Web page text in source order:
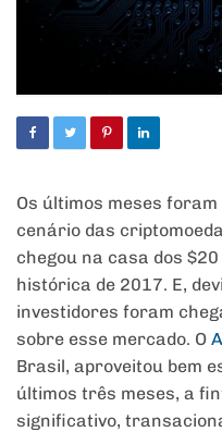
Os últimos meses
cenário das
chegou na casa dos
histórica de 2017. E,
investidores foram
sobre esse mercado. O
Brasil, aproveitou bem
últimos três meses, a
significativo,